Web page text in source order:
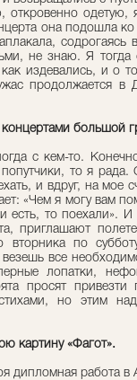
откровенно
она подошла
не знаю. Я тогда
издевались, и о
продолжается в
большой
с кем-то.
попутчики, то я
и вдруг, на мое
«Чем я могу вам
есть, то поехали».
приглашают
вторника по
все
лопатки,
просят
но этим
картину «Фагот».
дипломная работа в